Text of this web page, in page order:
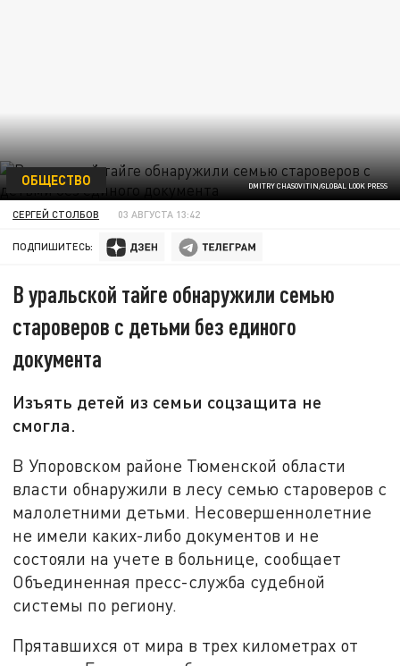
DMITRY CHASOVITIN/GLOBAL LOOK PRESS
ОБЩЕСТВО
СЕРГЕЙ СТОЛБОВ 03 АВГУСТА 13:42
ПОДПИШИТЕСЬ:
В уральской тайге обнаружили семью
староверов с детьми без единого
документа
Изъять детей из семьи соцзащита не
смогла.
В Упоровском районе Тюменской области
власти обнаружили в лесу семью староверов с
малолетними детьми. Несовершеннолетние
не имели каких-либо документов и не
состояли на учете в больнице, сообщает
Объединенная пресс-служба судебной
системы по региону.
Прятавшихся от мира в трех километрах от